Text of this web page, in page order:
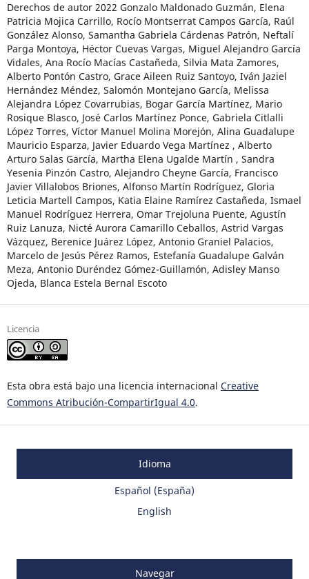
Derechos de autor 2022 Gonzalo Maldonado Guzmán, Elena
Patricia Mojica Carrillo, Rocío Montserrat Campos García, Raúl
González Alonso, Samantha Gabriela Cárdenas Patrón, Neftalí
Parga Montoya, Héctor Cuevas Vargas, Miguel Alejandro García
Vidales, Ana Rocío Macías Castañeda, Silvia Mata Zamores,
Alberto Pontón Castro, Grace Aileen Ruiz Santoyo, Iván Jaziel
Hernández Méndez, Salomón Montejano García, Melissa
Alejandra López Covarrubias, Bogar García Martínez, Mario
Rosique Blasco, José Carlos Martínez Ponce, Gabriela Citlalli
López Torres, Víctor Manuel Molina Morejón, Alina Guadalupe
Mauricio Esparza, Javier Eduardo Vega Martínez , Alberto
Arturo Salas García, Martha Elena Ugalde Martín , Sandra
Yesenia Pinzón Castro, Alejandro Cheyne García, Francisco
Javier Villalobos Briones, Alfonso Martín Rodríguez, Gloria
Leticia Martell Campos, Katia Elaine Ramírez Castañeda, Ismael
Manuel Rodríguez Herrera, Omar Trejoluna Puente, Agustín
Ruiz Lanuza, Nicté Aurora Camarillo Ceballos, Astrid Vargas
Vázquez, Berenice Juárez López, Antonio Graniel Palacios,
Marcelo de Jesús Pérez Ramos, Estefanía Guadalupe Galván
Meza, Antonio Duréndez Gómez-Guillamón, Adisley Manso
Ojeda, Blanca Estela Bernal Escoto
Licencia
Esta obra está bajo una licencia internacional Creative
Commons Atribución-CompartirIgual 4.0.
Idioma
Español (España)
English
Navegar